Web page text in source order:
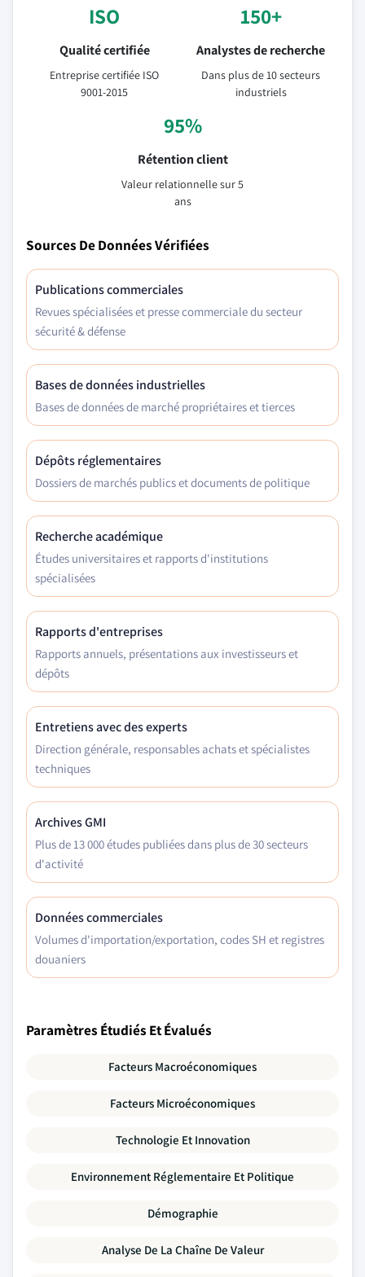
ISO
Qualité certifiée
Entreprise certifiée ISO
9001-2015
150+
Analystes de recherche
Dans plus de 10 secteurs
industriels
95%
Rétention client
Valeur relationnelle sur 5
ans
Sources De Données Vérifiées
Publications commerciales
Revues spécialisées et presse commerciale du secteur
sécurité & défense
Bases de données industrielles
Bases de données de marché propriétaires et tierces
Dépôts réglementaires
Dossiers de marchés publics et documents de politique
Recherche académique
Études universitaires et rapports d'institutions
spécialisées
Rapports d'entreprises
Rapports annuels, présentations aux investisseurs et
dépôts
Entretiens avec des experts
Direction générale, responsables achats et spécialistes
techniques
Archives GMI
Plus de 13 000 études publiées dans plus de 30 secteurs
d'activité
Données commerciales
Volumes d'importation/exportation, codes SH et registres
douaniers
Paramètres Étudiés Et Évalués
Facteurs Macroéconomiques
Facteurs Microéconomiques
Technologie Et Innovation
Environnement Réglementaire Et Politique
Démographie
Analyse De La Chaîne De Valeur